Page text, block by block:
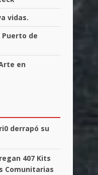
vidas.
de
en
derrapó su
407 Kits
Comunitarias